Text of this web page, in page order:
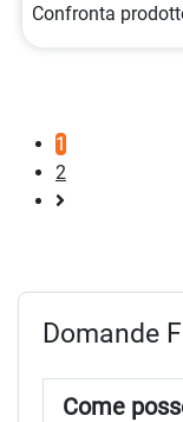
Confronta
1
2
Domande
Come